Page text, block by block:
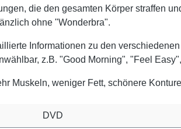
die den gesamten Körper straffen
ohne "Wonderbra".
Informationen zu den
z.B. "Good Morning", "Feel
Muskeln, weniger Fett, schönere
DVD